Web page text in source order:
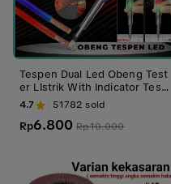
Tespen Dual Led Obeng Test
er LIstrik With Indicator Tes p
en Pengecekan Kabel Listrik
– DISTRIBUTHOR
4.7 51782 sold
Rp6.800 Rp10.000